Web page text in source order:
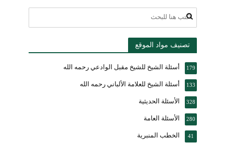
تصنيف مواد الموقع
أسئلة الشيخ للشيخ مقبل الوادعي رحمه الله 179
أسئلة الشيخ للعلامة الألباني رحمه الله 133
الأسئلة الحديثية 328
الأسئلة العامة 280
الخطب المنبرية 41